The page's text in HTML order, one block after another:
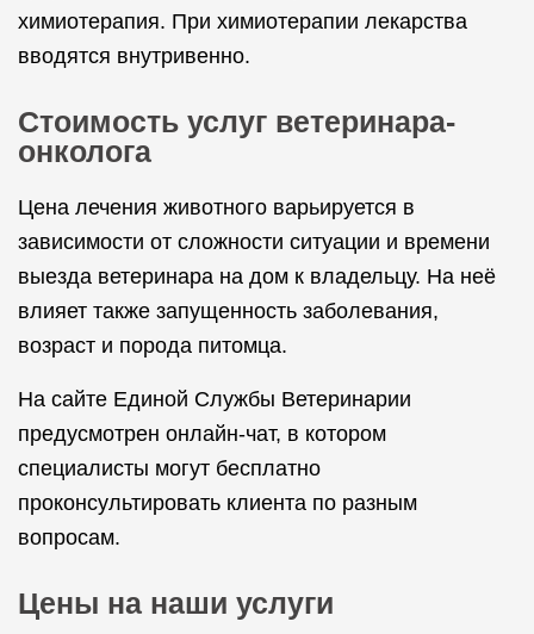
химиотерапия. При химиотерапии лекарства
вводятся внутривенно.
Стоимость услуг ветеринара-
онколога
Цена лечения животного варьируется в
зависимости от сложности ситуации и времени
выезда ветеринара на дом к владельцу. На неё
влияет также запущенность заболевания,
возраст и порода питомца.
На сайте Единой Службы Ветеринарии
предусмотрен онлайн-чат, в котором
специалисты могут бесплатно
проконсультировать клиента по разным
вопросам.
Цены на наши услуги